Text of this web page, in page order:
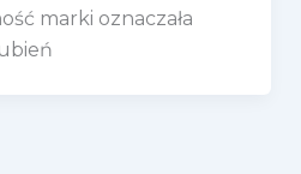
marki oznaczała